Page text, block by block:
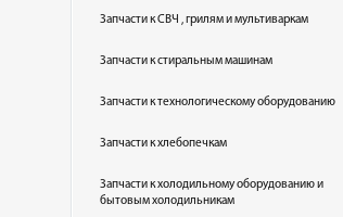
Запчасти к СВЧ , грилям и мультиваркам
Запчасти к стиральным машинам
Запчасти к технологическому оборудованию
Запчасти к хлебопечкам
Запчасти к холодильному оборудованию и
бытовым холодильникам